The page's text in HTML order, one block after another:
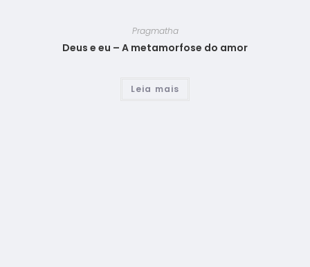
Pragmatha
Deus e eu – A metamorfose do amor
Leia mais